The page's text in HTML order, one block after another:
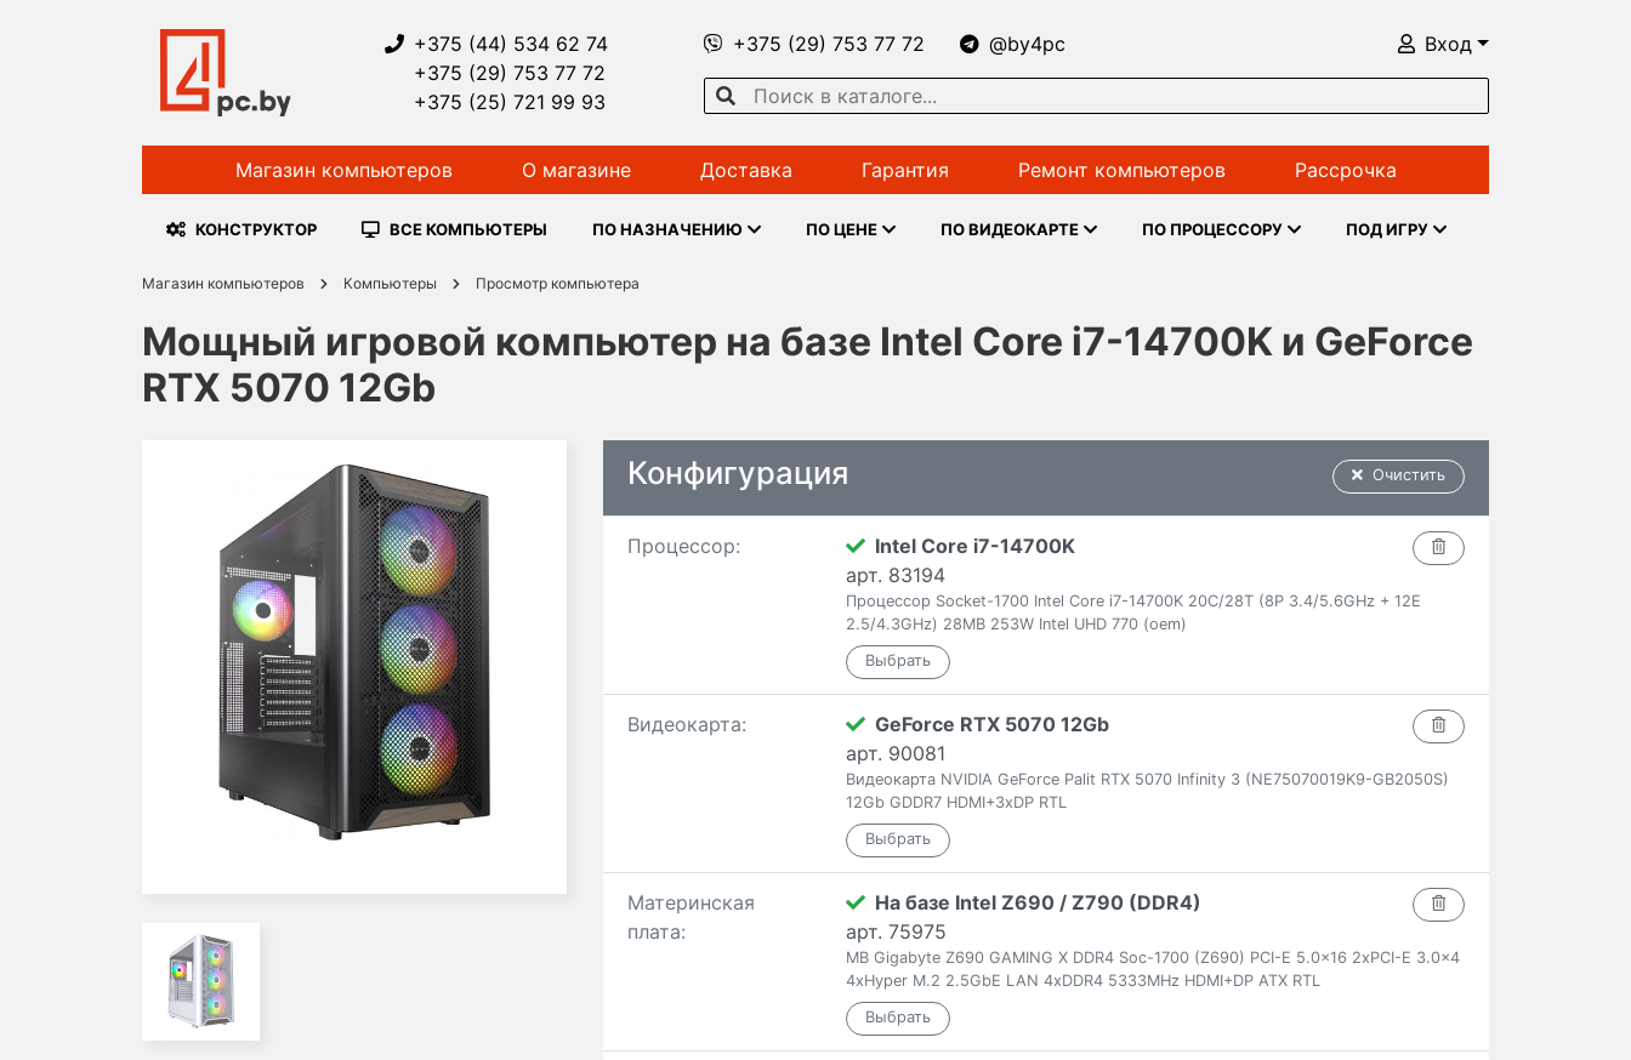
+375 (44) 534 62 74
+375 (29) 753 77 72
+375 (25) 721 99 93
+375 (29) 753 77 72 @by4pc Вход
Магазин компьютеров О магазине Доставка Гарантия Ремонт компьютеров Рассрочка
КОНСТРУКТОР ВСЕ КОМПЬЮТЕРЫ ПО НАЗНАЧЕНИЮ ПО ЦЕНЕ ПО ВИДЕОКАРТЕ ПО ПРОЦЕССОРУ ПОД ИГРУ
Магазин компьютеров Компьютеры Просмотр компьютера
Мощный игровой компьютер на базе Intel Core i7-14700K и GeForce
RTX 5070 12Gb
Очистить
Конфигурация
Процессор:
Intel Core i7-14700K
арт. 83194
Процессор Socket-1700 Intel Core i7-14700K 20C/28T (8P 3.4/5.6GHz + 12E
2.5/4.3GHz) 28MB 253W Intel UHD 770 (oem)
Видеокарта:
GeForce RTX 5070 12Gb
арт. 90081
Видеокарта NVIDIA GeForce Palit RTX 5070 Infinity 3 (NE75070019K9-GB2050S)
12Gb GDDR7 HDMI+3xDP RTL
Материнская
плата:
На базе Intel Z690 / Z790 (DDR4)
арт. 75975
MB Gigabyte Z690 GAMING X DDR4 Soc-1700 (Z690) PCI-E 5.0x16 2xPCI-E 3.0x4
4xHyper M.2 2.5GbE LAN 4xDDR4 5333MHz HDMI+DP ATX RTL